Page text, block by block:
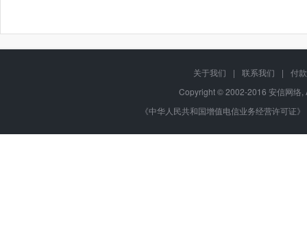
关于我们 | 联系我们 |
付
Copyright © 2002-2016 安信网
《中华人民共和国增值电信业务经营许可